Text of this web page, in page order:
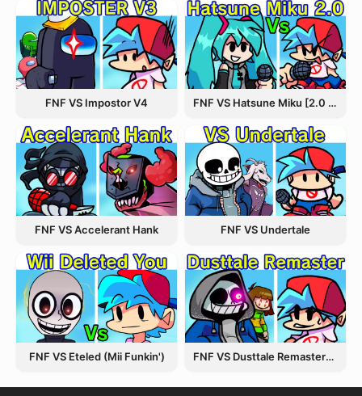
FNF VS Impostor V4 FNF VS Hatsune Miku [2.0 Update]
FNF VS Accelerant Hank FNF VS Undertale
FNF VS Eteled (Mii Funkin') FNF VS Dusttale Remastered